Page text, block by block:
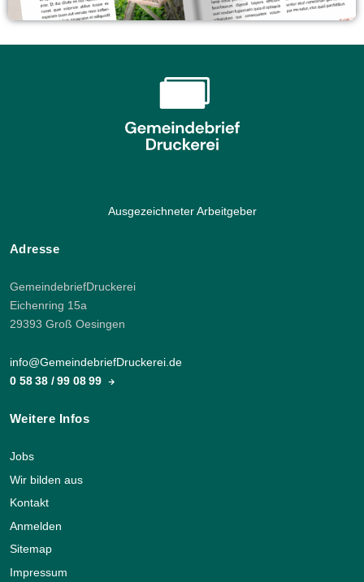
Ausgezeichneter Arbeitgeber
Adresse
GemeindebriefDruckerei
Eichenring 15a
29393 Groß Oesingen
info@GemeindebriefDruckerei.de
0 58 38 / 99 08 99
Weitere Infos
Jobs
Wir bilden aus
Kontakt
Anmelden
Sitemap
Impressum